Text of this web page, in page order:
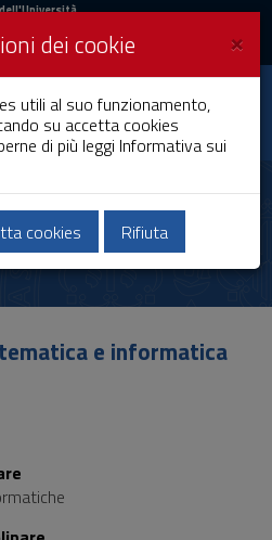
UniCA News
degli
Cagliari
Spano
e informatica
×
dei cookie
utili al suo funzionamento,
su accetta cookies
di più leggi Informativa sui
cookies Rifiuta